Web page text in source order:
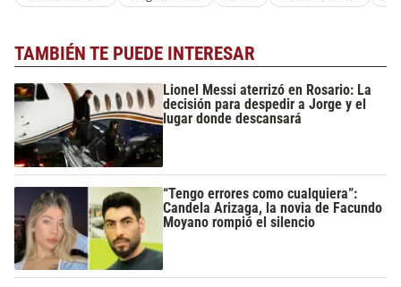
TAMBIÉN TE PUEDE INTERESAR
Lionel Messi aterrizó en Rosario: La
decisión para despedir a Jorge y el
lugar donde descansará
“Tengo errores como cualquiera”:
Candela Arizaga, la novia de Facundo
Moyano rompió el silencio